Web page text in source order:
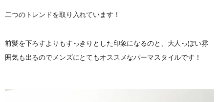
二つのトレンドを取り入れています！
前髪を下ろすよりもすっきりとした印象になるのと、大人っぽい雰
囲気も出るのでメンズにとてもオススメなパーマスタイルです！